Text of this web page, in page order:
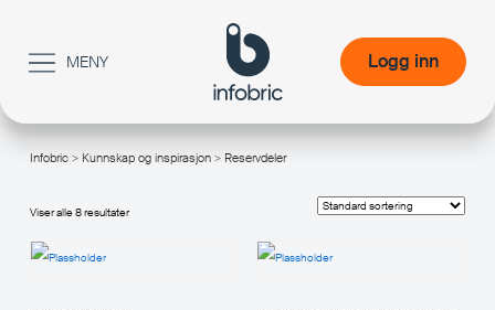
MENY
Logg inn
Logg inn
Infobric> Kunnskap og inspirasjon> Reservdeler/
Viser alle 8 resultater